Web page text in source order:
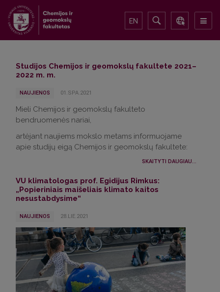
EN
Studijos Chemijos ir geomokslų fakultete 2021–
2022 m. m.
NAUJIENOS 01.SPA.2021
Mieli Chemijos ir geomokslų fakulteto
bendruomenės nariai,
artėjant naujiems mokslo metams informuojame
apie studijų eigą Chemijos ir geomokslų fakultete:
SKAITYTI DAUGIAU...
VU klimatologas prof. Egidijus Rimkus:
„Popieriniais maišeliais klimato kaitos
nesustabdysime“
NAUJIENOS 28.LIE.2021